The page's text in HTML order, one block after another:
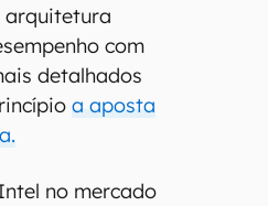
arquitetura
com
detalhados
a aposta
no mercado